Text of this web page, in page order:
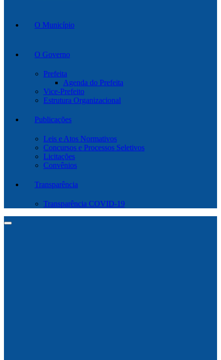
O Município
O Governo
Prefeita
Agenda do Prefeita
Vice-Prefeito
Estrutura Organizacional
Publicações
Leis e Atos Normativos
Concursos e Processos Seletivos
Licitações
Convênios
Transparência
Transparência COVID-19